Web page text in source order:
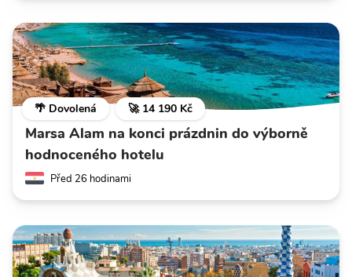
🌴 Dovolená 🚀 14 190 Kč
Marsa Alam na konci prázdnin do výborně
hodnoceného hotelu
Před 26 hodinami